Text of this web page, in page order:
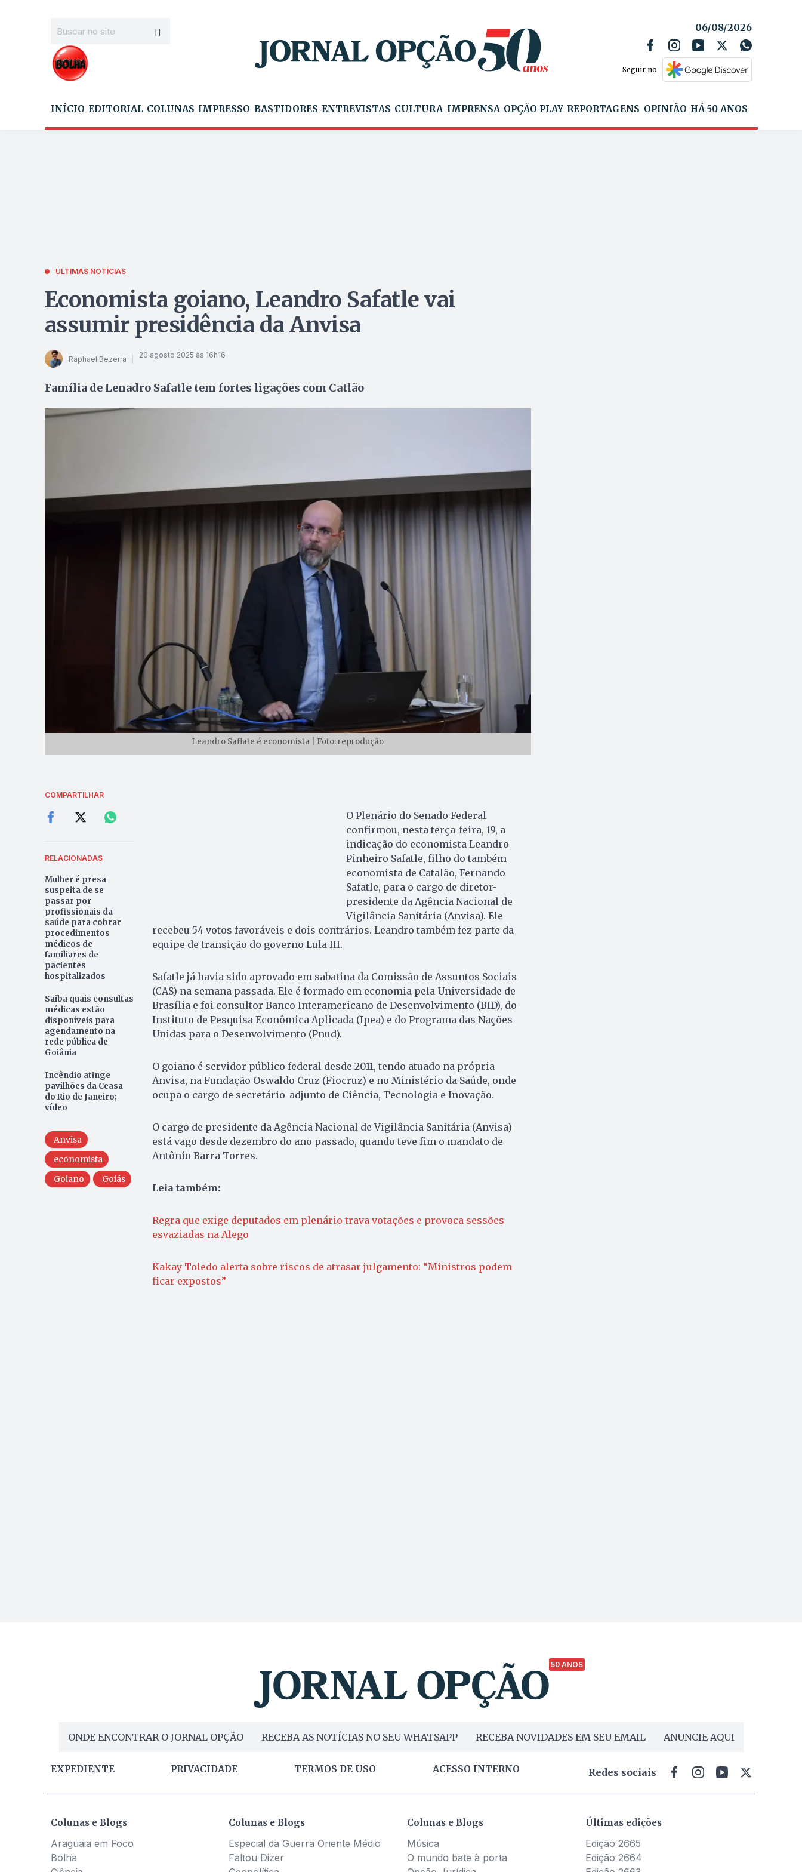
06/08/2026
Seguir no
INÍCIO EDITORIAL COLUNAS IMPRESSO BASTIDORES ENTREVISTAS CULTURA IMPRENSA OPÇÃO PLAY REPORTAGENS OPINIÃO HÁ 50 ANOS
ÚLTIMAS NOTÍCIAS
Economista goiano, Leandro Safatle vai
assumir presidência da Anvisa
Raphael Bezerra 20 agosto 2025 às 16h16
Família de Lenadro Safatle tem fortes ligações com Catlão
Leandro Saflate é economista | Foto: reprodução
COMPARTILHAR
RELACIONADAS
Mulher é presa
suspeita de se
passar por
profissionais da
saúde para cobrar
procedimentos
médicos de
familiares de
pacientes
hospitalizados
Saiba quais consultas
médicas estão
disponíveis para
agendamento na
rede pública de
Goiânia
Incêndio atinge
pavilhões da Ceasa
do Rio de Janeiro;
vídeo
Anvisa
economista
Goiano
Goiás
O Plenário do Senado Federal
confirmou, nesta terça-feira, 19, a
indicação do economista Leandro
Pinheiro Safatle, filho do também
economista de Catalão, Fernando
Safatle, para o cargo de diretor-
presidente da Agência Nacional de
Vigilância Sanitária (Anvisa). Ele
recebeu 54 votos favoráveis e dois contrários. Leandro também fez parte da
equipe de transição do governo Lula III.
Safatle já havia sido aprovado em sabatina da Comissão de Assuntos Sociais
(CAS) na semana passada. Ele é formado em economia pela Universidade de
Brasília e foi consultor Banco Interamericano de Desenvolvimento (BID), do
Instituto de Pesquisa Econômica Aplicada (Ipea) e do Programa das Nações
Unidas para o Desenvolvimento (Pnud).
O goiano é servidor público federal desde 2011, tendo atuado na própria
Anvisa, na Fundação Oswaldo Cruz (Fiocruz) e no Ministério da Saúde, onde
ocupa o cargo de secretário-adjunto de Ciência, Tecnologia e Inovação.
O cargo de presidente da Agência Nacional de Vigilância Sanitária (Anvisa)
está vago desde dezembro do ano passado, quando teve fim o mandato de
Antônio Barra Torres.
Leia também:
Regra que exige deputados em plenário trava votações e provoca sessões
esvaziadas na Alego
Kakay Toledo alerta sobre riscos de atrasar julgamento: “Ministros podem
ficar expostos”
50 ANOS
ONDE ENCONTRAR O JORNAL OPÇÃO RECEBA AS NOTÍCIAS NO SEU WHATSAPP RECEBA NOVIDADES EM SEU EMAIL ANUNCIE AQUI
EXPEDIENTE PRIVACIDADE TERMOS DE USO ACESSO INTERNO Redes sociais
Colunas e Blogs
Araguaia em Foco
Bolha
Colunas e Blogs
Especial da Guerra Oriente Médio
Faltou Dizer
Colunas e Blogs
Música
O mundo bate à porta
Últimas edições
Edição 2665
Edição 2664